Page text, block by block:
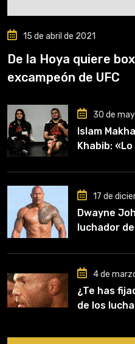
15 de abril de 2021
De la Hoya quiere
excampeón de UFC
30 de
Islam
Khabib:
clave en
17 de
Dwayne
luchador de
4 de
¿Te has
de los